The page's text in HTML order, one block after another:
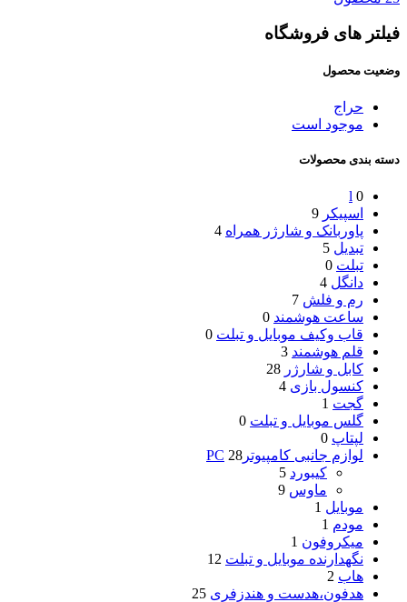
فیلتر های فروشگاه
وضعیت محصول
حراج
موجود است
دسته بندی محصولات
l 0
اسپیکر 9
پاوربانک و شارژر همراه 4
تبدیل 5
تبلت 0
دانگل 4
رم و فلش 7
ساعت هوشمند 0
قاب وکیف موبایل و تبلت 0
قلم هوشمند 3
کابل و شارژر 28
کنسول بازی 4
گجت 1
گلس موبایل و تبلت 0
لپتاپ 0
لوازم جانبی کامپیوترPC 28
کیبورد 5
ماوس 9
موبایل 1
مودم 1
میکروفون 1
نگهدارنده موبایل و تبلت 12
هاب 2
هدفون،هدست و هندزفری 25